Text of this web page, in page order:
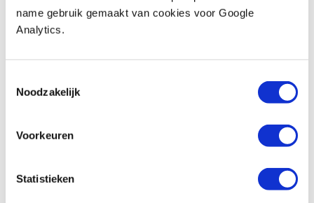
name gebruik gemaakt van cookies voor Google
Analytics.
Noodzakelijk
Voorkeuren
Statistieken
€ 39,17 excl. btw